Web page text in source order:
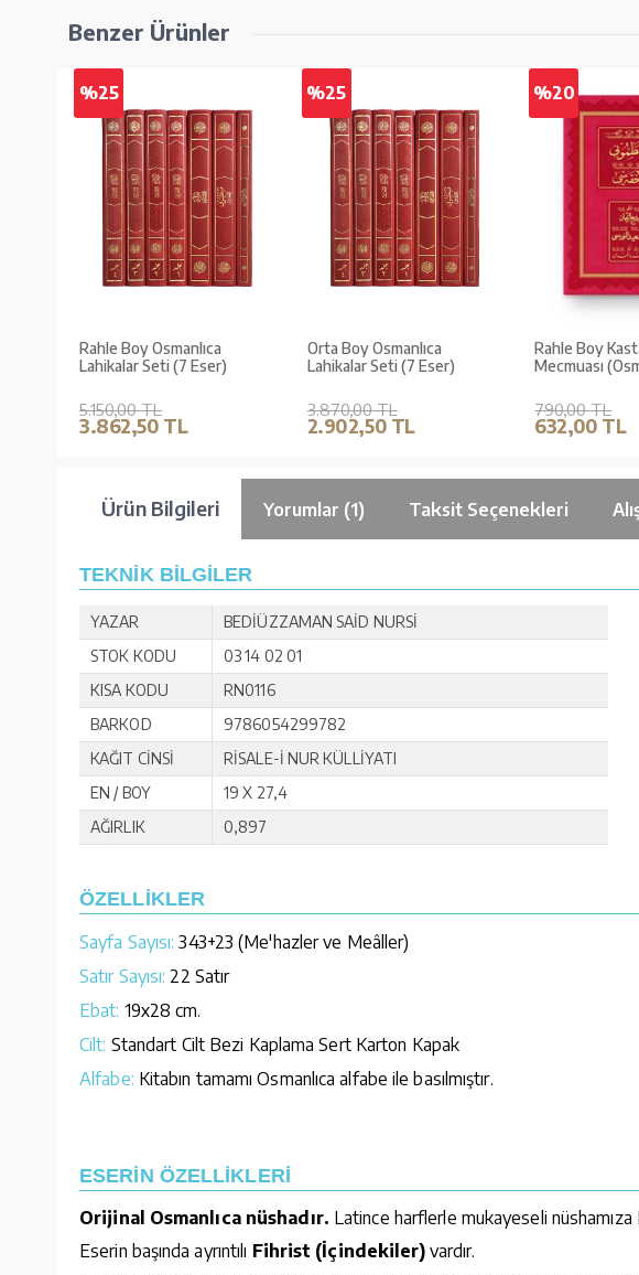
Benzer Ürünler
%25
Rahle Boy Osmanlıca
Lahikalar Seti (7 Eser)
5.150,00 TL
3.862,50 TL
%25
Orta Boy Osmanlıca
Lahikalar Seti (7 Eser)
3.870,00 TL
2.902,50 TL
%20
Rahle Boy
Mecmuası
790,00 TL
632,00 TL
Ürün Bilgileri Yorumlar (1) Taksit Seçenekleri
TEKNİK BİLGİLER
YAZAR
BEDİÜZZAMAN SAİD NURSİ
STOK KODU
03 14 02 01
KISA KODU
RN0116
BARKOD
9786054299782
KAĞIT CİNSİ
RİSALE-İ NUR KÜLLİYATI
EN / BOY
19 X 27,4
AĞIRLIK
0,897
ÖZELLİKLER
Sayfa Sayısı: 343+23 (Me'hazler ve Meâller)
Satır Sayısı: 22 Satır
Ebat: 19x28 cm.
Cilt: Standart Cilt Bezi Kaplama Sert Karton Kapak
Alfabe: Kitabın tamamı Osmanlıca alfabe ile basılmıştır.
ESERİN ÖZELLİKLERİ
Orijinal Osmanlıca nüshadır. Latince harflerle mukayeseli nüshamıza
Eserin başında ayrıntılı Fihrist (İçindekiler) vardır.